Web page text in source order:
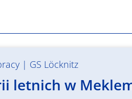
| GS Löcknitz
letnich w